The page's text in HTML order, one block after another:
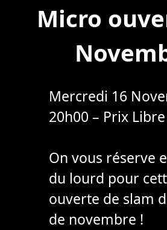
Micro
Mercredi 16
20h00 – Prix Libre
On vous réserve
du lourd pour
ouverte de slam
de novembre !